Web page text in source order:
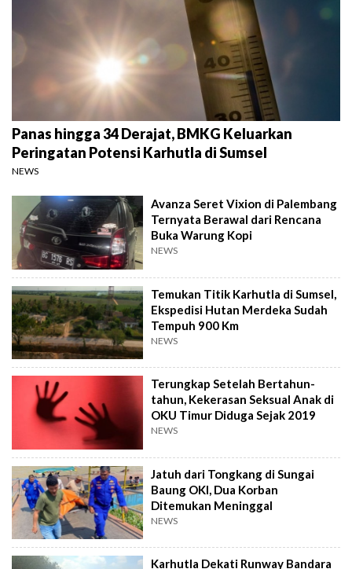
Panas hingga 34 Derajat, BMKG Keluarkan
Peringatan Potensi Karhutla di Sumsel
NEWS
Avanza Seret Vixion di Palembang
Ternyata Berawal dari Rencana
Buka Warung Kopi
NEWS
Temukan Titik Karhutla di Sumsel,
Ekspedisi Hutan Merdeka Sudah
Tempuh 900 Km
NEWS
Terungkap Setelah Bertahun-
tahun, Kekerasan Seksual Anak di
OKU Timur Diduga Sejak 2019
NEWS
Jatuh dari Tongkang di Sungai
Baung OKI, Dua Korban
Ditemukan Meninggal
NEWS
Karhutla Dekati Runway Bandara